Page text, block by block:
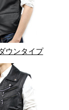
ウンタイプ